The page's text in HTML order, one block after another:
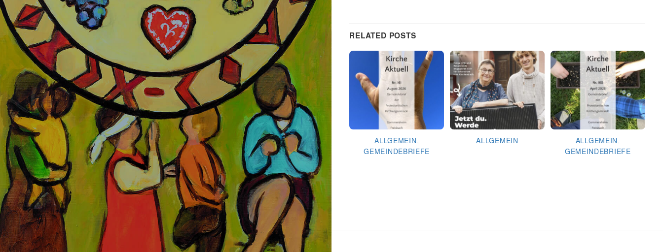
RELATED POSTS
ALLGEMEIN
GEMEINDEBRIEFE
ALLGEMEIN ALLGEMEIN
GEMEINDEBRIEFE